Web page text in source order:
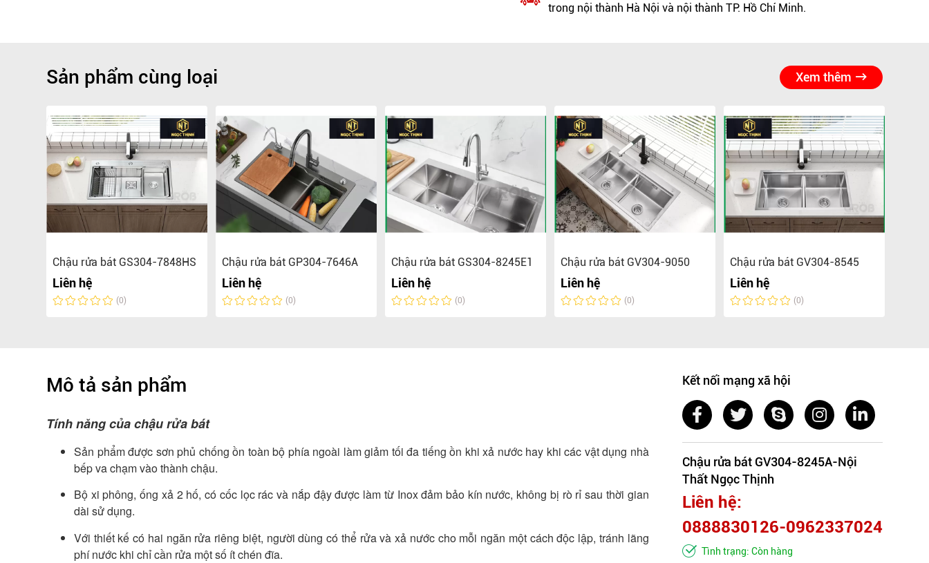
trong nội thành Hà Nội và nội thành TP. Hồ Chí Minh.
Sản phẩm cùng loại Xem thêm
Chậu rửa bát GS304-7848HS
Liên hệ
(0)
Chậu rửa bát GP304-7646A
Liên hệ
(0)
Chậu rửa bát GS304-8245E1
Liên hệ
(0)
Chậu rửa bát GV304-9050
Liên hệ
(0)
Chậu rửa bát GV304-8545
Liên hệ
(0)
Mô tả sản phẩm
Tính năng của chậu rửa bát
Sản phẩm được sơn phủ chống ồn toàn bộ phía ngoài làm giảm tối đa tiếng ồn khi xả nước hay khi các vật dụng nhà
bếp va chạm vào thành chậu.
Bộ xi phông, ống xả 2 hố, có cốc lọc rác và nắp đậy được làm từ Inox đảm bảo kín nước, không bị rò rỉ sau thời gian
dài sử dụng.
Với thiết kế có hai ngăn rửa riêng biệt, người dùng có thể rửa và xả nước cho mỗi ngăn một cách độc lập, tránh lãng
phí nước khi chỉ cần rửa một số ít chén đĩa.
Kết nối mạng xã hội
Chậu rửa bát GV304-8245A-Nội
Thất Ngọc Thịnh
Liên hệ:
0888830126-0962337024
Tình trạng: Còn hàng